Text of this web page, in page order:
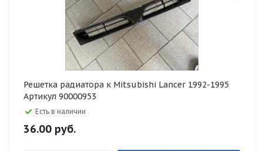
Решетка радиатора к Mitsubishi Lancer 1992-1995
Артикул 90000953
Есть в наличии
36.00 руб.